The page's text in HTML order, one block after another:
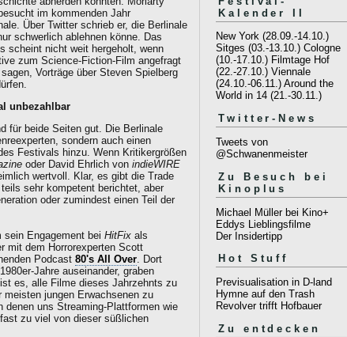
im kommenden Jahr
Über Twitter schrieb er, die Berlinale
schwerlich ablehnen könne. Das
scheint nicht weit hergeholt, wenn
zum Science-Fiction-Film angefragt
Vorträge über Steven Spielberg
unbezahlbar
für beide Seiten gut. Die Berlinale
sondern auch einen
Festivals hinzu. Wenn Kritikergrößen
oder David Ehrlich von indieWIRE
wertvoll. Klar, es gibt die Trade
sehr kompetent berichtet, aber
oder zumindest einen Teil der
sein Engagement bei HitFix als
mit dem Horrorexperten Scott
Podcast 80's All Over. Dort
Jahre auseinander, graben
es, alle Filme dieses Jahrzehnts zu
meisten jungen Erwachsenen zu
uns Streaming-Plattformen wie
zu viel von dieser süßlichen
Kalender II
New York (28.09.-14.10.)
Sitges (03.-13.10.) Cologne
(10.-17.10.) Filmtage Hof
(22.-27.10.) Viennale
(24.10.-06.11.) Around the
World in 14 (21.-30.11.)
Twitter-News
Tweets von
@Schwanenmeister
Zu Besuch bei
Kinoplus
Michael Müller bei Kino+
Eddys Lieblingsfilme
Der Insidertipp
Hot Stuff
Previsualisation in D-land
Hymne auf den Trash
Revolver trifft Hofbauer
Zu entdecken